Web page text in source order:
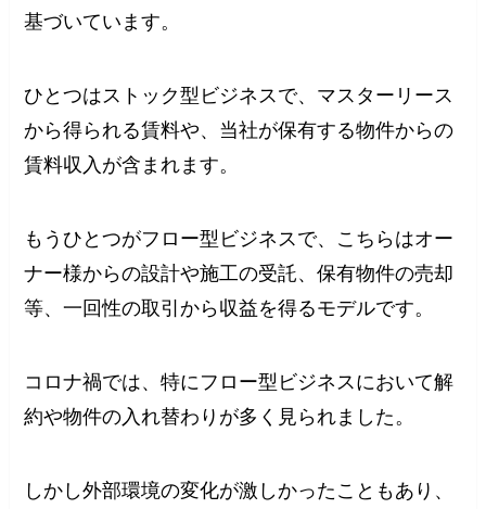
基づいています。
ひとつはストック型ビジネスで、マスターリース
から得られる賃料や、当社が保有する物件からの
賃料収入が含まれます。
もうひとつがフロー型ビジネスで、こちらはオー
ナー様からの設計や施工の受託、保有物件の売却
等、一回性の取引から収益を得るモデルです。
コロナ禍では、特にフロー型ビジネスにおいて解
約や物件の入れ替わりが多く見られました。
しかし外部環境の変化が激しかったこともあり、